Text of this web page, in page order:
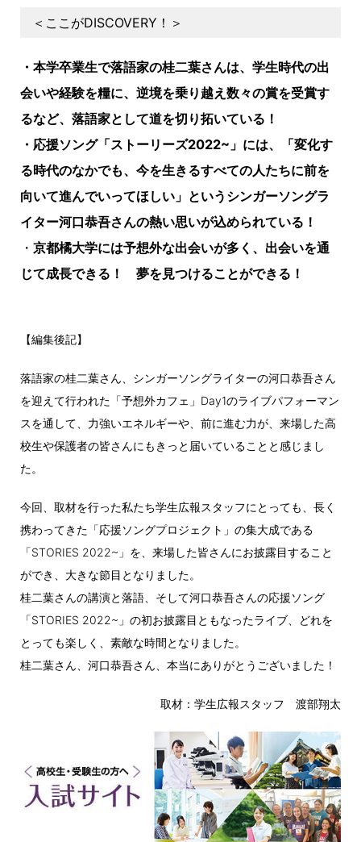
＜ここがDISCOVERY！＞
・本学卒業生で落語家の桂二葉さんは、学生時代の出
会いや経験を糧に、逆境を乗り越え数々の賞を受賞す
るなど、落語家として道を切り拓いている！
・応援ソング「ストーリーズ2022~」には、「変化す
る時代のなかでも、今を生きるすべての人たちに前を
向いて進んでいってほしい」というシンガーソングラ
イター河口恭吾さんの熱い思いが込められている！
・ 京都橘大学には予想外な出会いが多く、出会いを通
じて成長できる！ 夢を見つけることができる！
【編集後記】
落語家の桂二葉さん、シンガーソングライターの河口恭吾さん
を迎えて行われた「予想外カフェ」Day1のライブパフォーマン
スを通して、力強いエネルギーや、前に進む力が、来場した高
校生や保護者の皆さんにもきっと届いていることと感じまし
た。
今回、取材を行った私たち学生広報スタッフにとっても、長く
携わってきた「応援ソングプロジェクト」の集大成である
「STORIES 2022~」を、来場した皆さんにお披露目すること
ができ、大きな節目となりました。
桂二葉さんの講演と落語、そして河口恭吾さんの応援ソング
「STORIES 2022~」の初お披露目ともなったライブ、どれを
とっても楽しく、素敵な時間となりました。
桂二葉さん、河口恭吾さん、本当にありがとうございました！
取材：学生広報スタッフ 渡部翔太